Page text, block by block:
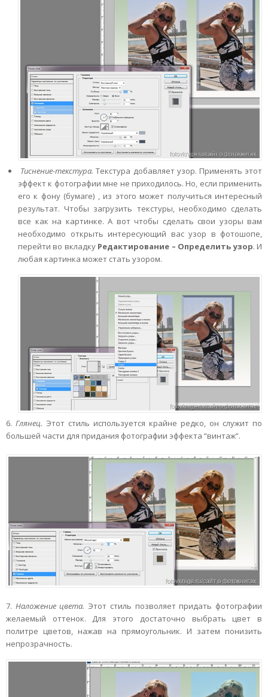
Тиснение-текстура. Текстура добавляет узор. Применять этот
эффект к фотографии мне не приходилось. Но, если применить
его к фону (бумаге) , из этого может получиться интересный
результат. Чтобы загрузить текстуры, необходимо сделать
все как на картинке. А вот чтобы сделать свои узоры вам
необходимо открыть интересующий вас узор в фотошопе,
перейти во вкладку Редактирование – Определить узор. И
любая картинка может стать узором.
6. Глянец. Этот стиль используется крайне редко, он служит по
большей части для придания фотографии эффекта “винтаж”.
7. Наложение цвета. Этот стиль позволяет придать фотографии
желаемый оттенок. Для этого достаточно выбрать цвет в
политре цветов, нажав на прямоугольник. И затем понизить
непрозрачность.